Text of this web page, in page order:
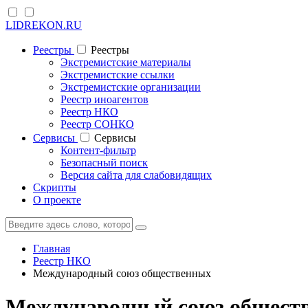
LIDREKON.RU
Реестры
Реестры
Экстремистские материалы
Экстремистские ссылки
Экстремистские организации
Реестр иноагентов
Реестр НКО
Реестр СОНКО
Cервисы
Cервисы
Контент-фильтр
Безопасный поиск
Версия сайта для слабовидящих
Скрипты
О проекте
Главная
Реестр НКО
Международный союз общественных